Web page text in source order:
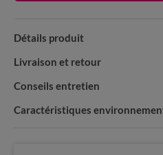
Détails produit
Livraison et retour
Conseils entretien
Caractéristiques